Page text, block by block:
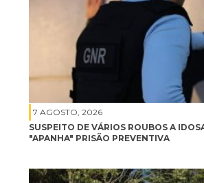
7 AGOSTO, 2026
SUSPEITO DE VÁRIOS ROUBOS A
"APANHA" PRISÃO PREVENTIVA